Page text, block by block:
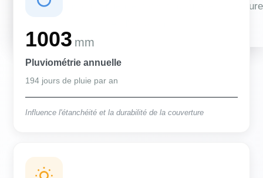
Des conditions qui influencent vos travaux de couverture
1003 mm
Pluviométrie annuelle
194 jours de pluie par an
Influence l'étanchéité et la durabilité de la couverture